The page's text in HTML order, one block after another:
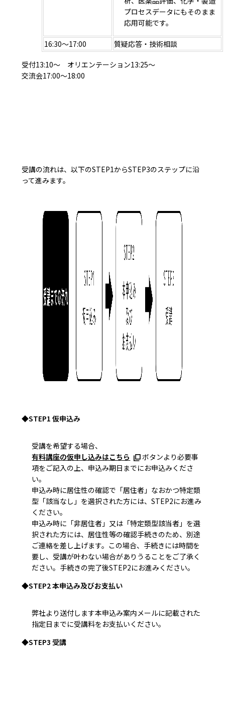
プロセスデータにもそのまま
応用可能です。
16:30～17:00 質疑応答・技術相談
受付13:10～ オリエンテーション13:25～
交流会17:00～18:00
受講の流れは、以下のSTEP1からSTEP3のステップに沿
って進みます。
◆STEP1 仮申込み
受講を希望する場合、
有料講座の仮申し込みはこちら
ボタンより必要事
項をご記入の上、申込み期日までにお申込みくださ
い。
申込み時に居住性の確認で「居住者」なおかつ特定類
型「該当なし」を選択された方には、STEP2にお進み
ください。
申込み時に「非居住者」又は「特定類型該当者」を選
択された方には、居住性等の確認手続きのため、別途
ご連絡を差し上げます。この場合、手続きには時間を
要し、受講が叶わない場合がありうることをご了承く
ださい。手続きの完了後STEP2にお進みください。
◆STEP2 本申込み及びお支払い
弊社より送付します本申込み案内メールに記載された
指定日までに受講料をお支払いください。
◆STEP3 受講